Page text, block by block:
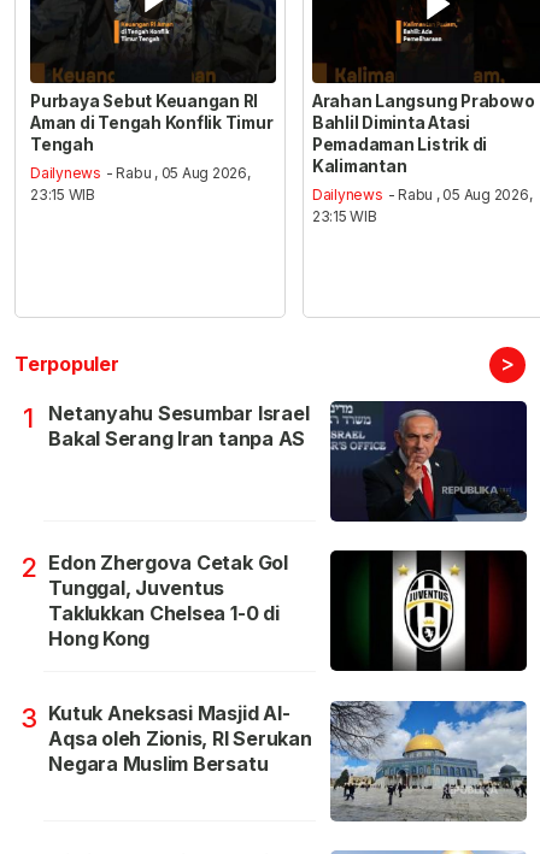
Purbaya Sebut Keuangan RI
Aman di Tengah Konflik Timur
Tengah
Dailynews - Rabu , 05 Aug 2026,
23:15 WIB
Arahan Langsung Prabowo
Bahlil Diminta Atasi
Pemadaman Listrik di
Kalimantan
Dailynews - Rabu , 05 Aug 2026,
23:15 WIB
Terpopuler >
1
Netanyahu Sesumbar Israel
Bakal Serang Iran tanpa AS
2 Edon Zhergova Cetak Gol
Tunggal, Juventus
Taklukkan Chelsea 1-0 di
Hong Kong
3 Kutuk Aneksasi Masjid Al-
Aqsa oleh Zionis, RI Serukan
Negara Muslim Bersatu